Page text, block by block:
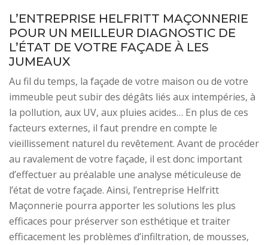
L’ENTREPRISE HELFRITT MAÇONNERIE
POUR UN MEILLEUR DIAGNOSTIC DE
L’ÉTAT DE VOTRE FAÇADE À LES
JUMEAUX
Au fil du temps, la façade de votre maison ou de votre
immeuble peut subir des dégâts liés aux intempéries, à
la pollution, aux UV, aux pluies acides… En plus de ces
facteurs externes, il faut prendre en compte le
vieillissement naturel du revêtement. Avant de procéder
au ravalement de votre façade, il est donc important
d’effectuer au préalable une analyse méticuleuse de
l’état de votre façade. Ainsi, l’entreprise Helfritt
Maçonnerie pourra apporter les solutions les plus
efficaces pour préserver son esthétique et traiter
efficacement les problèmes d’infiltration, de mousses,